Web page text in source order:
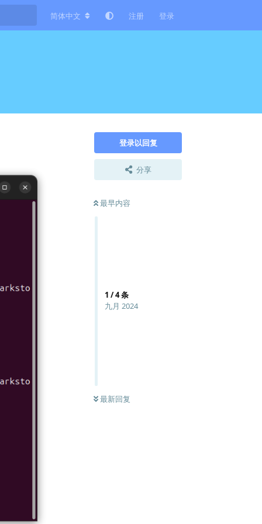
简体中文 注册 登录
登录以回复
分享
最早内容
1 /4条
九月 2024
最新回复